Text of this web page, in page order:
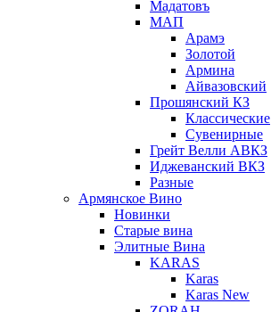
Мадатовъ
МАП
Арамэ
Золотой
Армина
Айвазовский
Прошянский КЗ
Классические
Сувенирные
Грейт Велли АВКЗ
Иджеванский ВКЗ
Разные
Армянское Вино
Новинки
Старые вина
Элитные Вина
KARAS
Karas
Karas New